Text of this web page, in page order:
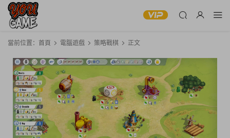
當前位置： 首頁 電腦遊戲 策略戰棋 正文